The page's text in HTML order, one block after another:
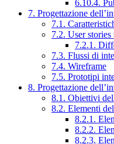
6.10.4.
7. Progettazione
7.1.
7.2. User
7.2.1.
7.3. Flussi di
7.4. Wireframe
7.5. Prototipi
8. Progettazione
8.1. Obiettivi
8.2. Elementi
8.2.1.
8.2.2.
8.2.3.